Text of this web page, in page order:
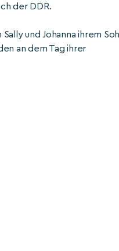
der DDR.
und Johanna ihrem
an dem Tag ihrer